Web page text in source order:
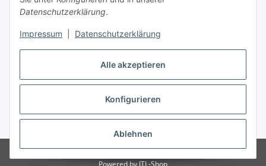
Alle akzeptieren
Konfigurieren
Ablehnen
Datenschutzerklärung.
Impressum Datenschutzerklärung
Vertrag widerrufen
* Alle Preise inkl. gesetzlicher USt., zzgl.
Powered by JTL-Shop